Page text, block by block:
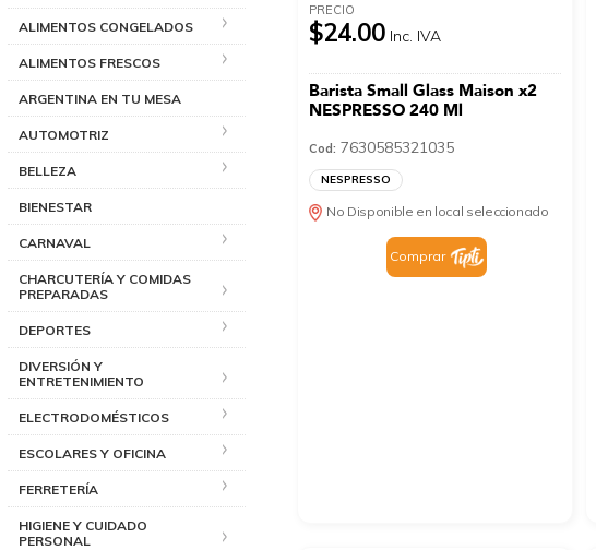
ALIMENTOS CONGELADOS
ALIMENTOS FRESCOS
ARGENTINA EN TU MESA
AUTOMOTRIZ
BELLEZA
BIENESTAR
CARNAVAL
CHARCUTERÍA Y COMIDAS
PREPARADAS
DEPORTES
DIVERSIÓN Y
ENTRETENIMIENTO
ELECTRODOMÉSTICOS
ESCOLARES Y OFICINA
FERRETERÍA
HIGIENE Y CUIDADO
PERSONAL
PRECIO
$24.00 Inc. IVA
Barista Small Glass Maison x2
NESPRESSO 240 Ml
Cod: 7630585321035
NESPRESSO
No Disponible en local seleccionado
Comprar